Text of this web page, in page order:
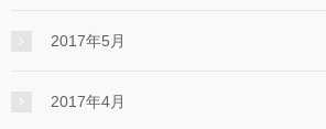
2017年5月
2017年4月